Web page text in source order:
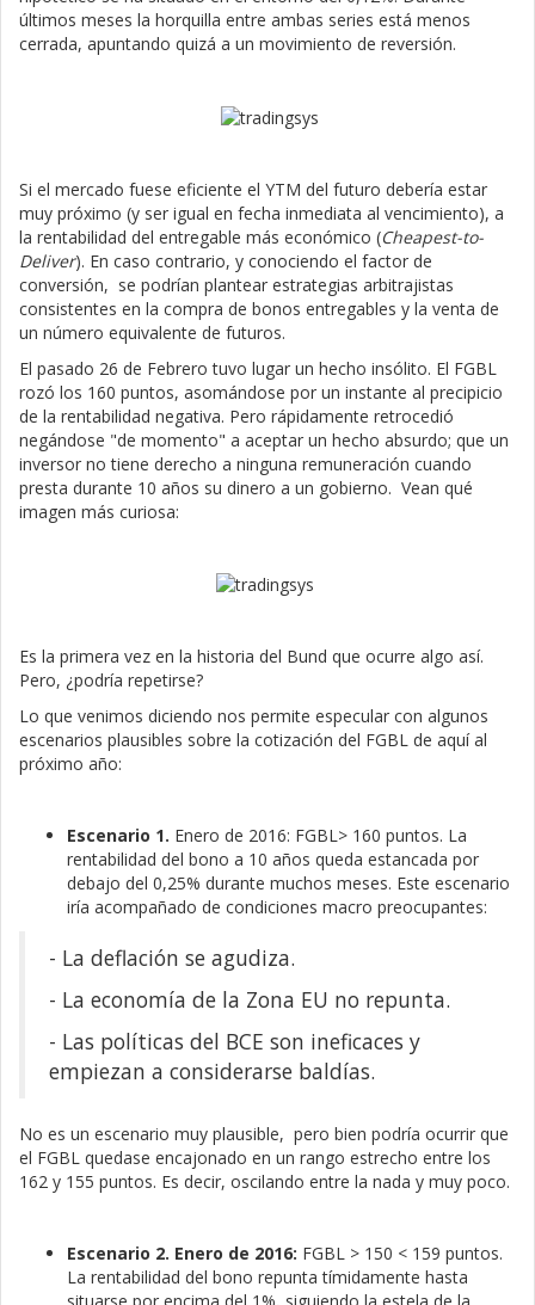
últimos meses la horquilla entre ambas series está menos
cerrada, apuntando quizá a un movimiento de reversión.
Si el mercado fuese eficiente el YTM del futuro debería estar
muy próximo (y ser igual en fecha inmediata al vencimiento), a
la rentabilidad del entregable más económico (Cheapest-to-
Deliver). En caso contrario, y conociendo el factor de
conversión, se podrían plantear estrategias arbitrajistas
consistentes en la compra de bonos entregables y la venta de
un número equivalente de futuros.
El pasado 26 de Febrero tuvo lugar un hecho insólito. El FGBL
rozó los 160 puntos, asomándose por un instante al precipicio
de la rentabilidad negativa. Pero rápidamente retrocedió
negándose "de momento" a aceptar un hecho absurdo; que un
inversor no tiene derecho a ninguna remuneración cuando
presta durante 10 años su dinero a un gobierno. Vean qué
imagen más curiosa:
Es la primera vez en la historia del Bund que ocurre algo así.
Pero, ¿podría repetirse?
Lo que venimos diciendo nos permite especular con algunos
escenarios plausibles sobre la cotización del FGBL de aquí al
próximo año:
Escenario 1. Enero de 2016: FGBL> 160 puntos. La
rentabilidad del bono a 10 años queda estancada por
debajo del 0,25% durante muchos meses. Este escenario
iría acompañado de condiciones macro preocupantes:
- La deflación se agudiza.
- La economía de la Zona EU no repunta.
- Las políticas del BCE son ineficaces y
empiezan a considerarse baldías.
No es un escenario muy plausible, pero bien podría ocurrir que
el FGBL quedase encajonado en un rango estrecho entre los
162 y 155 puntos. Es decir, oscilando entre la nada y muy poco.
Escenario 2. Enero de 2016: FGBL > 150 < 159 puntos.
La rentabilidad del bono repunta tímidamente hasta